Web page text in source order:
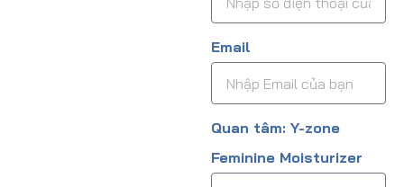
Email
Quan tâm: Y-zone
Feminine Moisturizer